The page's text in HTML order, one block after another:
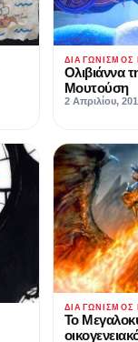
Ολιβιάννα
Μουτούση
2 Απριλίου,
Το